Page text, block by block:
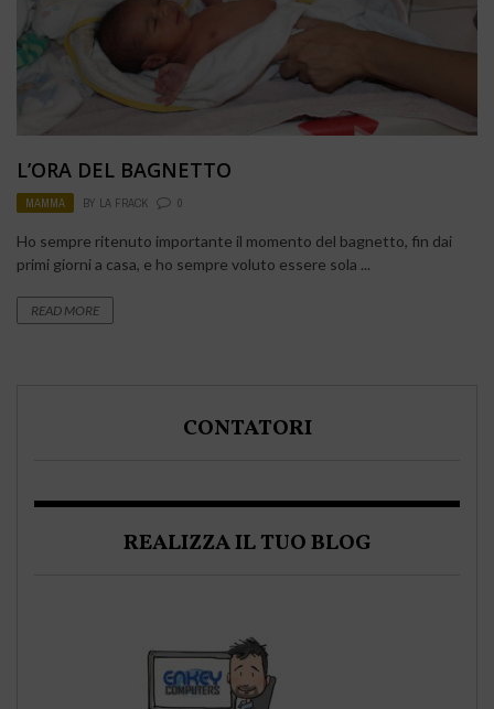
L’ORA DEL BAGNETTO
MAMMA BY LA FRACK 0
Ho sempre ritenuto importante il momento del bagnetto, fin dai
primi giorni a casa, e ho sempre voluto essere sola ...
READ MORE
CONTATORI
REALIZZA IL TUO BLOG